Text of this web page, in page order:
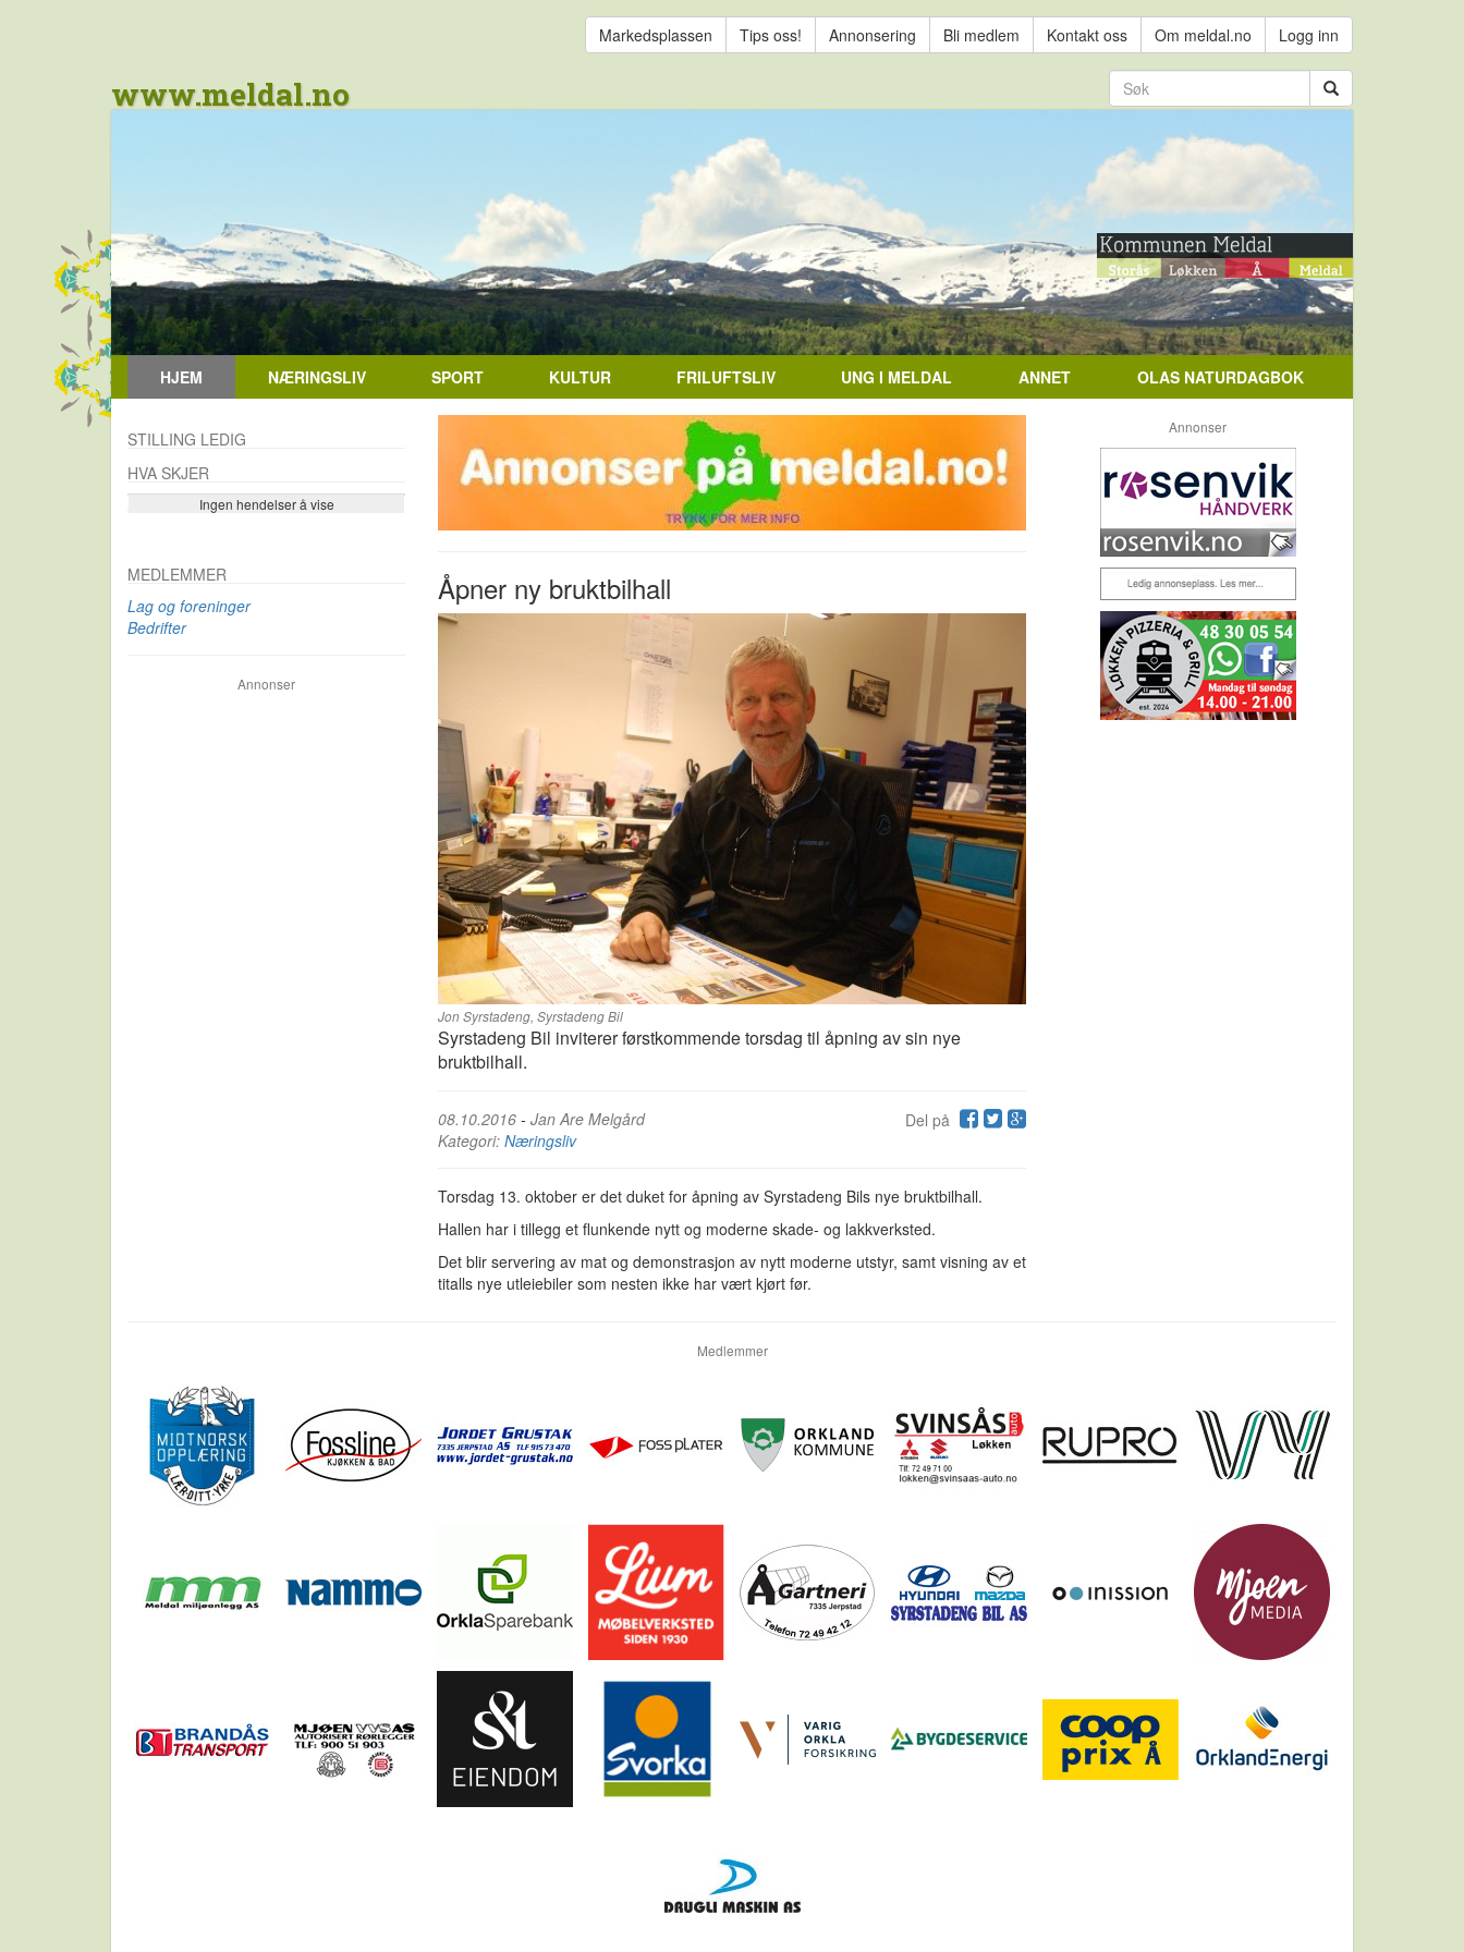
Markedsplassen Tips oss! Annonsering Bli medlem Kontakt oss Om meldal.no Logg inn
www.meldal.no
HJEM NÆRINGSLIV SPORT KULTUR FRILUFTSLIV UNG I MELDAL ANNET OLAS NATURDAGBOK
Åpner ny bruktbilhall
Jon Syrstadeng, Syrstadeng Bil
Syrstadeng Bil inviterer førstkommende torsdag til åpning av sin nye
bruktbilhall.
Del på
08.10.2016 - Jan Are Melgård
Kategori: Næringsliv
Torsdag 13. oktober er det duket for åpning av Syrstadeng Bils nye bruktbilhall.
Hallen har i tillegg et flunkende nytt og moderne skade- og lakkverksted.
Det blir servering av mat og demonstrasjon av nytt moderne utstyr, samt visning av et
titalls nye utleiebiler som nesten ikke har vært kjørt før.
STILLING LEDIG
HVA SKJER
Ingen hendelser å vise
Se flere…
MEDLEMMER
Lag og foreninger
Bedrifter
Annonser
Annonser
Medlemmer